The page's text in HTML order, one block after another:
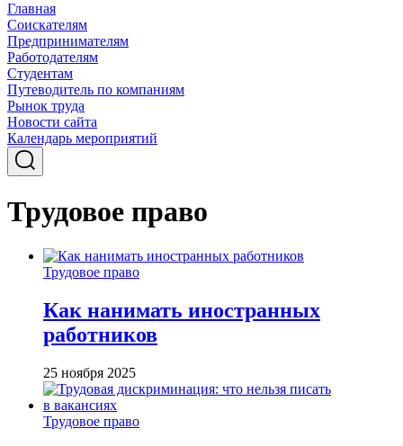
Главная
Соискателям
Предпринимателям
Работодателям
Студентам
Путеводитель по компаниям
Рынок труда
Новости сайта
Календарь мероприятий
Трудовое право
Трудовое право
Как нанимать иностранных
работников
25 ноября 2025
Трудовое право